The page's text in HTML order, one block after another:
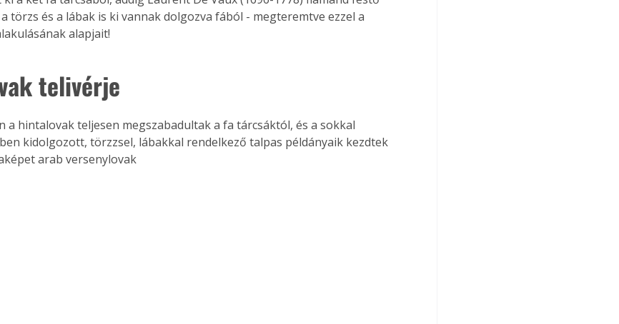
törzs és a lábak is ki vannak dolgozva fából - megteremtve ezzel a
alapjait!
telivérje
a hintalovak teljesen megszabadultak a fa tárcsáktól, és a sokkal
kidolgozott, törzzsel, lábakkal rendelkező talpas példányaik kezdtek
arab versenylovak